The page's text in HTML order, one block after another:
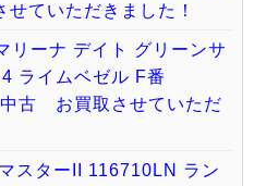
ていただきました！
リーナ デイト グリーンサ
ライムベゼル F番
古 お買取させていただ
スターII 116710LN ラン